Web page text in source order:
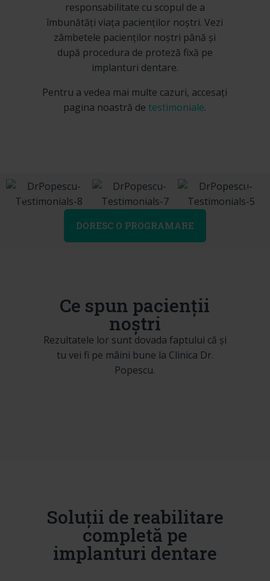
responsabilitate cu scopul de a
îmbunătăți viața pacienților noștri. Vezi
zâmbetele pacienților noștri până și
după procedura de proteză fixă pe
implanturi dentare.
Pentru a vedea mai multe cazuri, accesați
pagina noastră de testimoniale.
DORESC O PROGRAMARE
Ce spun pacienții
noștri
Rezultatele lor sunt dovada faptului că și
tu vei fi pe mâini bune la Clinica Dr.
Popescu.
Soluții de reabilitare
completă pe
implanturi dentare